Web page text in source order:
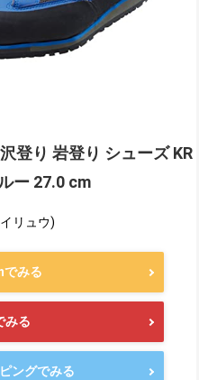
登り 岩登り シューズ KR
ー 27.0 cm
リュウ)
みる
みる
ングでみる